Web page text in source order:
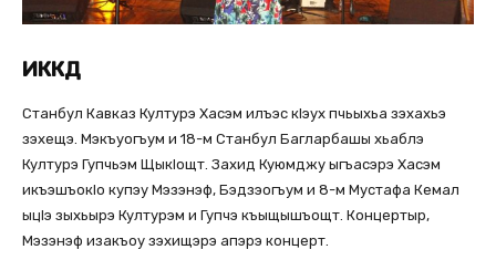
ИККД
Станбул Кавказ Културэ Хасэм илъэс кlэух пчьыхьа зэхахьэ
зэхещэ. Мэкъуогъум и 18-м Станбул Багларбашы хьаблэ
Културэ Гупчьэм Щыкlощт. Захид Куюмджу ыгъасэрэ Хасэм
икъэшъокlо купэу Мэзэнэф, Бэдзэогъум и 8-м Мустафа Кемал
ыцlэ зыхьырэ Културэм и Гупчэ къыщышъощт. Концертыр,
Мэзэнэф изакъоу зэхищэрэ апэрэ концерт.